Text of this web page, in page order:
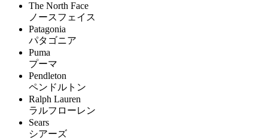
The North Face
ノースフェイス
Patagonia
パタゴニア
Puma
プーマ
Pendleton
ペンドルトン
Ralph Lauren
ラルフローレン
Sears
シアーズ